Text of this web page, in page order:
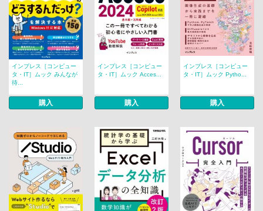
インプレス［コンピュー
タ・IT］ムック みんなが
待...
購入
インプレス［コンピュー
タ・IT］ムック Acces...
購入
インプレス［コンピュー
タ・IT］ムック Pytho...
購入